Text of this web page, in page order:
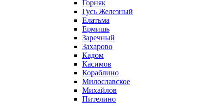
Горняк
Гусь Железный
Елатьма
Ермишь
Заречный
Захарово
Кадом
Касимов
Кораблино
Милославское
Михайлов
Пителино